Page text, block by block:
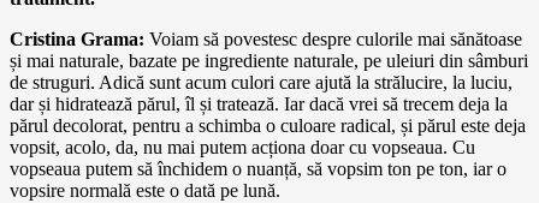
Cristina Grama: Voiam să povestesc despre culorile mai sănătoase
și mai naturale, bazate pe ingrediente naturale, pe uleiuri din sâmburi
de struguri. Adică sunt acum culori care ajută la strălucire, la luciu,
dar și hidratează părul, îl și tratează. Iar dacă vrei să trecem deja la
părul decolorat, pentru a schimba o culoare radical, și părul este deja
vopsit, acolo, da, nu mai putem acționa doar cu vopseaua. Cu
vopseaua putem să închidem o nuanță, să vopsim ton pe ton, iar o
vopsire normală este o dată pe lună.